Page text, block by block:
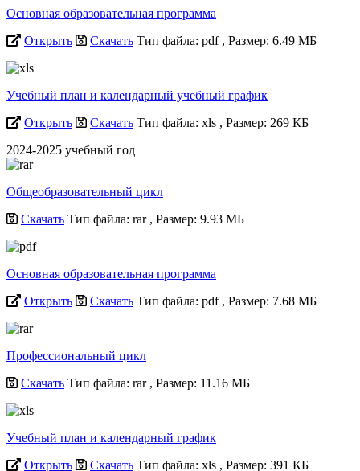
Основная образовательная программа
Открыть
Скачать Тип файла: pdf , Размер: 6.49 МБ
Учебный план и календарный учебный график
Открыть
Скачать Тип файла: xls , Размер: 269 КБ
2024-2025 учебный год
Общеобразовательный цикл
Скачать Тип файла: rar , Размер: 9.93 МБ
Основная образовательная программа
Открыть
Скачать Тип файла: pdf , Размер: 7.68 МБ
Профессиональный цикл
Скачать Тип файла: rar , Размер: 11.16 МБ
Учебный план и календарный график
Открыть
Скачать Тип файла: xls , Размер: 391 КБ